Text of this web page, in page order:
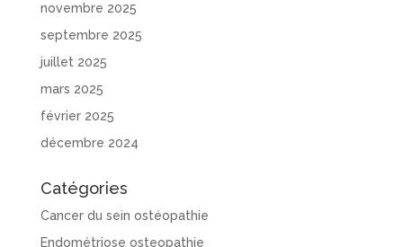
novembre 2025
septembre 2025
juillet 2025
mars 2025
février 2025
décembre 2024
Catégories
Cancer du sein ostéopathie
Endométriose osteopathie